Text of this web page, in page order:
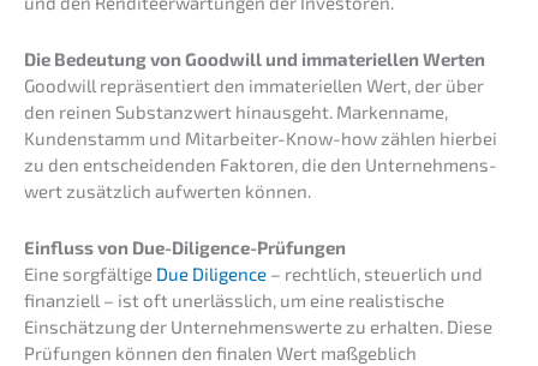
Die Bedeu­tung von Goodwill und immate­ri­el­len Werten
Goodwill reprä­sen­tiert den immate­ri­el­len Wert, der über
den reinen Substanz­wert hinaus­geht. Marken­na­me,
Kunden­stamm und Mitar­bei­ter-Know-how zählen hierbei
zu den entschei­den­den Fakto­ren, die den Unter­neh­mens­
wert zusätz­lich aufwer­ten können.
Einfluss von Due-Diligence-Prüfungen
Eine sorgfäl­ti­ge Due Diligence – recht­lich, steuer­lich und
finan­zi­ell – ist oft unerläss­lich, um eine realis­ti­sche
Einschät­zung der Unter­neh­mens­wer­te zu erhal­ten. Diese
Prüfun­gen können den finalen Wert maßgeb­lich